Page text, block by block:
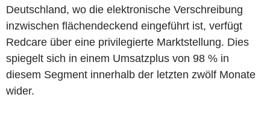
Deutschland, wo die elektronische Verschreibung
inzwischen flächendeckend eingeführt ist, verfügt
Redcare über eine privilegierte Marktstellung. Dies
spiegelt sich in einem Umsatzplus von 98 % in
diesem Segment innerhalb der letzten zwölf Monate
wider.